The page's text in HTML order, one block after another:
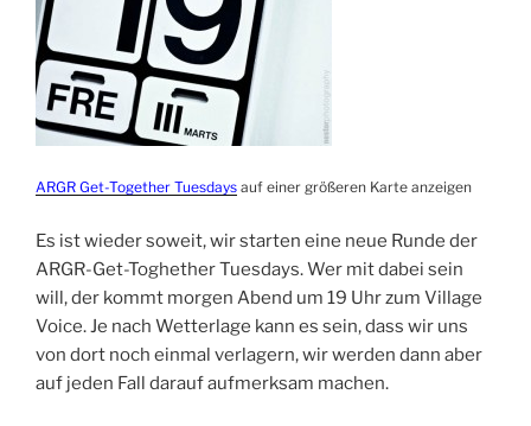
ARGR Get-Together Tuesdays auf einer größeren Karte anzeigen
Es ist wieder soweit, wir starten eine neue Runde der
ARGR-Get-Toghether Tuesdays. Wer mit dabei sein
will, der kommt morgen Abend um 19 Uhr zum Village
Voice. Je nach Wetterlage kann es sein, dass wir uns
von dort noch einmal verlagern, wir werden dann aber
auf jeden Fall darauf aufmerksam machen.